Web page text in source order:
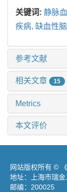
关键词:静脉
疾病, 缺血性
参考文献
相关文章 15
Metrics
本文评价
网站版权所有 ©
地址：上海市瑞
邮编：200025